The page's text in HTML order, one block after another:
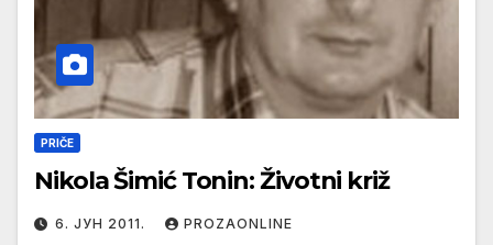
PRIČE
Nikola Šimić Tonin: Životni križ
6. ЈУН 2011. PROZAONLINE